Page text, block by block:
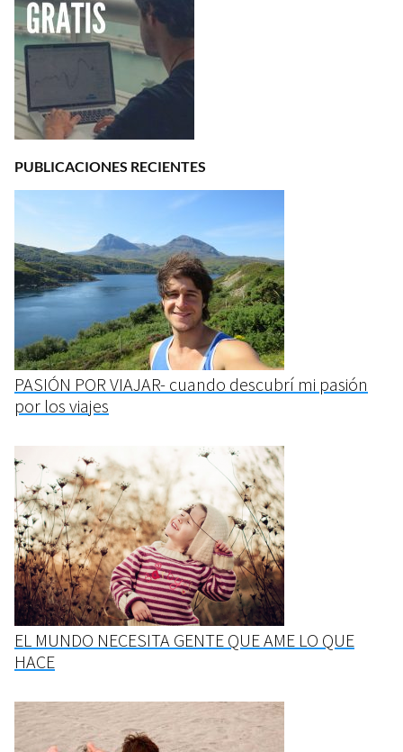
PUBLICACIONES RECIENTES
PASIÓN POR VIAJAR- cuando descubrí mi pasión
por los viajes
EL MUNDO NECESITA GENTE QUE AME LO QUE
HACE